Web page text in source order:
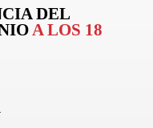
DEL
A LOS 18